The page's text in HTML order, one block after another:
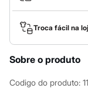
Bolsas
Bonés e Chapéus
Bijoux
Cintos
Relógios
Botas
Troca fácil na
Sobre o produto
Codigo do produto: